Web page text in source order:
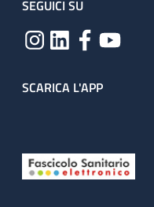
SEGUICI SU
SCARICA L'APP